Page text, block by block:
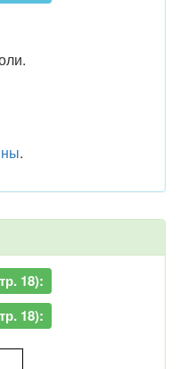
.
18):
18):